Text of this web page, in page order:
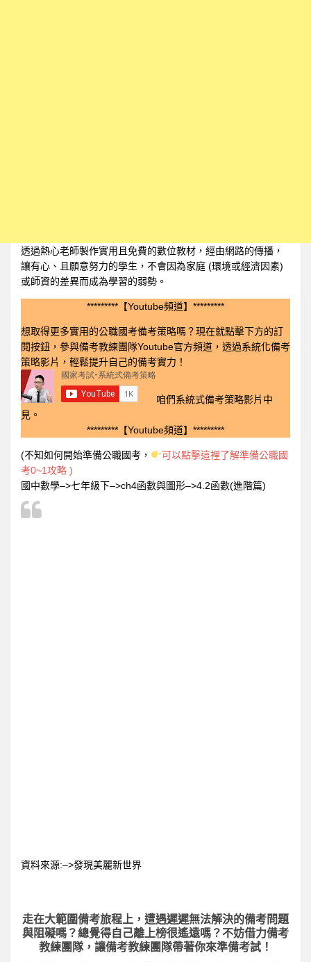
透過熱心老師製作實用且免費的數位教材，經由網路的傳播，
讓有心、且願意努力的學生，不會因為家庭 (環境或經濟因素)
或師資的差異而成為學習的弱勢。
*********【Youtube頻道】*********
想取得更多實用的公職國考備考策略嗎？現在就點擊下方的訂
閱按鈕，參與備考教練團隊Youtube官方頻道，透過系統化備考
策略影片，輕鬆提升自己的備考實力！
咱們系統式備考策略影片中
見。
*********【Youtube頻道】*********
(不知如何開始準備公職國考，
可以點擊這裡了解準備公職國
考0~1攻略 )
國中數學–>七年級下–>ch4函數與圖形–>4.2函數(進階篇)
資料來源:–>發現美麗新世界
走在大範圍備考旅程上， 遭遇遲遲無法解決的備考問題
與阻礙嗎？總覺得自己離上榜很遙遠嗎？不妨借力備考
教練團隊，讓備考教練團隊帶著你來準備考試！